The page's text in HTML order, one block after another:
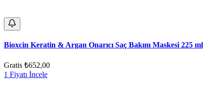
Bioxcin Keratin & Argan Onarıcı Saç Bakım Maskesi 225 ml
Gratis ₺652,00
1 Fiyatı İncele